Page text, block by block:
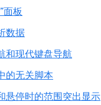
面板
数据
和现代键盘导航
的无关脚本
悬停时的范围突出显示